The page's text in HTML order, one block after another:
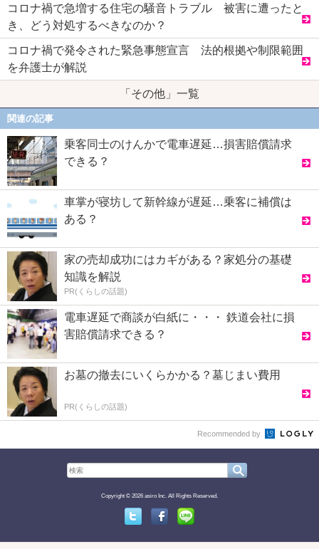
コロナ禍で急増する住宅の騒音トラブル 被害に遭ったと
き、どう対処するべきなのか？
コロナ禍で発令された緊急事態宣言 法的根拠や制限範囲
を弁護士が解説
「その他」一覧
関連の記事
乗客同士のけんかで電車遅延…損害賠償請求
できる？
車掌が寝坊して新幹線が遅延…乗客に補償は
ある？
家の売却成功にはカギがある？家処分の基礎
知識を解説
PR(くらしの話題)
電車遅延で商談が白紙に・・・ 鉄道会社に損
害賠償請求できる？
お墓の撤去にいくらかかる？墓じまい費用
PR(くらしの話題)
Recommended by
Copyright © 2026 asiro Inc. All Rights Reserved.